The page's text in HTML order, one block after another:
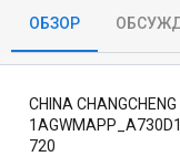
о
д
н
и
ОБЗОР
CHINA
720